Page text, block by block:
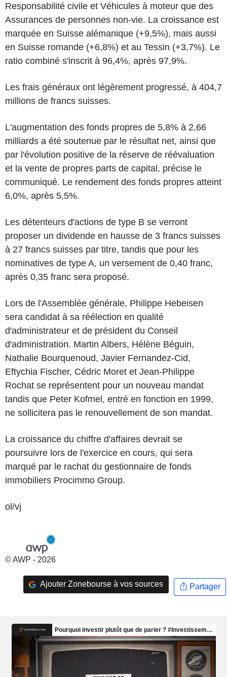
Responsabilité civile et Véhicules à moteur que des
Assurances de personnes non-vie. La croissance est
marquée en Suisse alémanique (+9,5%), mais aussi
en Suisse romande (+6,8%) et au Tessin (+3,7%). Le
ratio combiné s'inscrit à 96,4%, après 97,9%.
Les frais généraux ont légèrement progressé, à 404,7
millions de francs suisses.
L'augmentation des fonds propres de 5,8% à 2,66
milliards a été soutenue par le résultat net, ainsi que
par l'évolution positive de la réserve de réévaluation
et la vente de propres parts de capital, précise le
communiqué. Le rendement des fonds propres atteint
6,0%, après 5,5%.
Les détenteurs d'actions de type B se verront
proposer un dividende en hausse de 3 francs suisses
à 27 francs suisses par titre, tandis que pour les
nominatives de type A, un versement de 0,40 franc,
après 0,35 franc sera proposé.
Lors de l'Assemblée générale, Philippe Hebeisen
sera candidat à sa réélection en qualité
d'administrateur et de président du Conseil
d'administration. Martin Albers, Hélène Béguin,
Nathalie Bourquenoud, Javier Fernandez-Cid,
Eftychia Fischer, Cédric Moret et Jean-Philippe
Rochat se représentent pour un nouveau mandat
tandis que Peter Kofmel, entré en fonction en 1999,
ne sollicitera pas le renouvellement de son mandat.
La croissance du chiffre d'affaires devrait se
poursuivre lors de l'exercice en cours, qui sera
marqué par le rachat du gestionnaire de fonds
immobiliers Procimmo Group.
ol/vj
© AWP - 2026
Ajouter Zonebourse à vos sources Partager